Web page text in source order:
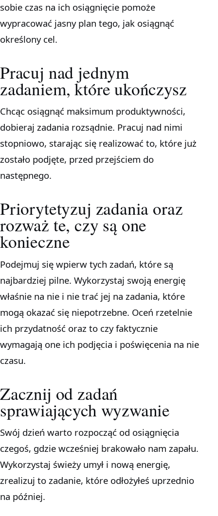
sobie czas na ich osiągnięcie pomoże
wypracować jasny plan tego, jak osiągnąć
określony cel.
Pracuj nad jednym
zadaniem, które ukończysz
Chcąc osiągnąć maksimum produktywności,
dobieraj zadania rozsądnie. Pracuj nad nimi
stopniowo, starając się realizować to, które już
zostało podjęte, przed przejściem do
następnego.
Priorytetyzuj zadania oraz
rozważ te, czy są one
konieczne
Podejmuj się wpierw tych zadań, które są
najbardziej pilne. Wykorzystaj swoją energię
właśnie na nie i nie trać jej na zadania, które
mogą okazać się niepotrzebne. Oceń rzetelnie
ich przydatność oraz to czy faktycznie
wymagają one ich podjęcia i poświęcenia na nie
czasu.
Zacznij od zadań
sprawiających wyzwanie
Swój dzień warto rozpocząć od osiągnięcia
czegoś, gdzie wcześniej brakowało nam zapału.
Wykorzystaj świeży umył i nową energię,
zrealizuj to zadanie, które odłożyłeś uprzednio
na później.